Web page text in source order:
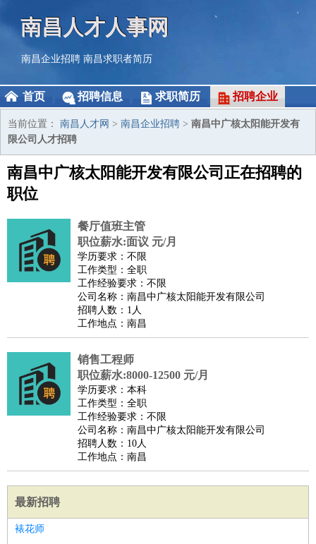
南昌人才人事网
南昌企业招聘 南昌求职者简历
首页 招聘信息 求职简历 招聘企业
当前位置： 南昌人才网 > 南昌企业招聘 > 南昌中广核太阳能开发有
限公司人才招聘
南昌中广核太阳能开发有限公司正在招聘的
职位
餐厅值班主管
职位薪水:面议 元/月
学历要求：不限
工作类型：全职
工作经验要求：不限
公司名称：南昌中广核太阳能开发有限公司
招聘人数：1人
工作地点：南昌
销售工程师
职位薪水:8000-12500 元/月
学历要求：本科
工作类型：全职
工作经验要求：不限
公司名称：南昌中广核太阳能开发有限公司
招聘人数：10人
工作地点：南昌
最新招聘
裱花师